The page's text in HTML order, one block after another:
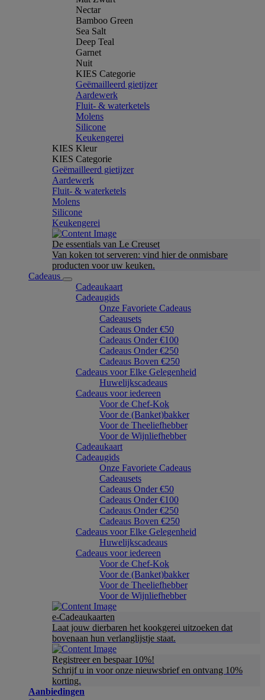
Nectar
Bamboo Green
Sea Salt
Deep Teal
Garnet
Nuit
KIES Categorie
Geëmailleerd gietijzer
Aardewerk
Fluit- & waterketels
Molens
Silicone
Keukengerei
KIES Kleur
KIES Categorie
Geëmailleerd gietijzer
Aardewerk
Fluit- & waterketels
Molens
Silicone
Keukengerei
De essentials van Le Creuset
Van koken tot serveren: vind hier de onmisbare
producten voor uw keuken.
Cadeaus
Cadeaukaart
Cadeaugids
Onze Favoriete Cadeaus
Cadeausets
Cadeaus Onder €50
Cadeaus Onder €100
Cadeaus Onder €250
Cadeaus Boven €250
Cadeaus voor Elke Gelegenheid
Huwelijkscadeaus
Cadeaus voor iedereen
Voor de Chef-Kok
Voor de (Banket)bakker
Voor de Theeliefhebber
Voor de Wijnliefhebber
Cadeaukaart
Cadeaugids
Onze Favoriete Cadeaus
Cadeausets
Cadeaus Onder €50
Cadeaus Onder €100
Cadeaus Onder €250
Cadeaus Boven €250
Cadeaus voor Elke Gelegenheid
Huwelijkscadeaus
Cadeaus voor iedereen
Voor de Chef-Kok
Voor de (Banket)bakker
Voor de Theeliefhebber
Voor de Wijnliefhebber
e-Cadeaukaarten
Laat jouw dierbaren het kookgerei uitzoeken dat
bovenaan hun verlanglijstje staat.
Registreer en bespaar 10%!
Schrijf u in voor onze nieuwsbrief en ontvang 10%
korting.
Aanbiedingen